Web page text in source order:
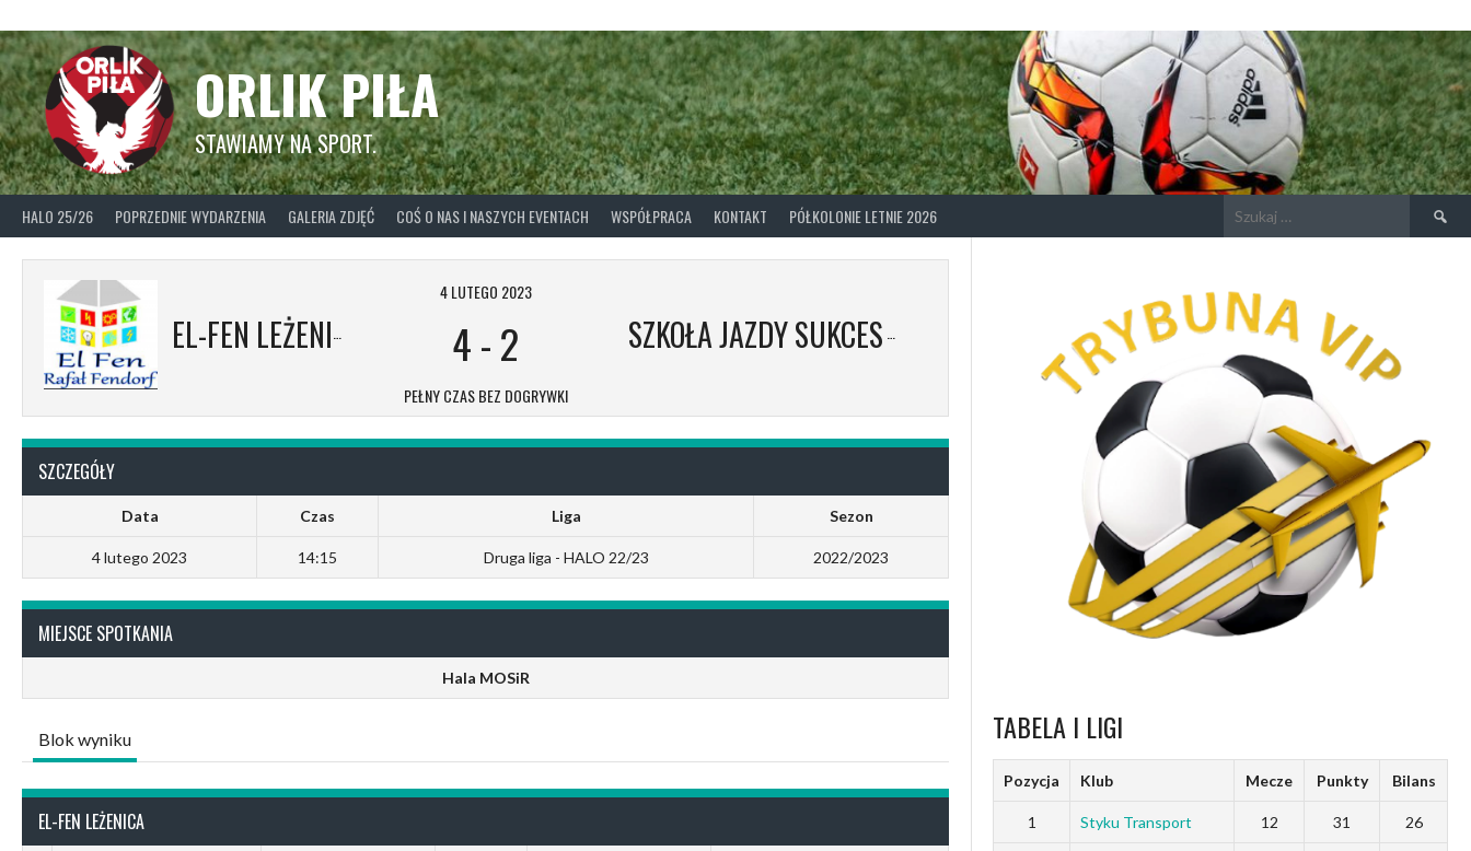
to
content
ORLIK PIŁA
STAWIAMY NA SPORT.
HALO 25/26 POPRZEDNIE WYDARZENIA GALERIA ZDJĘĆ COŚ O NAS I NASZYCH EVENTACH WSPÓŁPRACA KONTAKT PÓŁKOLONIE LETNIE 2026 Szukaj:
EL-FEN LEŻENICA SZKOŁA JAZDY SUKCES
4 LUTEGO 2023
4-2
PEŁNY CZAS BEZ DOGRYWKI
SZCZEGÓŁY
Data Czas Liga Sezon
4 lutego 2023 14:15 Druga liga - HALO 22/23 2022/2023
MIEJSCE SPOTKANIA
Hala MOSiR
Blok wyniku
EL-FEN LEŻENICA
TABELA I LIGI
Pozycja Klub Mecze Punkty Bilans
1 Styku Transport 12 31 26